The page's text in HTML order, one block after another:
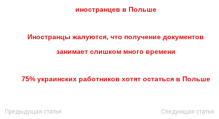
иностранцев в Польше
Иностранцы жалуются, что получение документов
занимает слишком много времени
75% украинских работников хотят остаться в Польше
Предыдущая статья Следующая статья